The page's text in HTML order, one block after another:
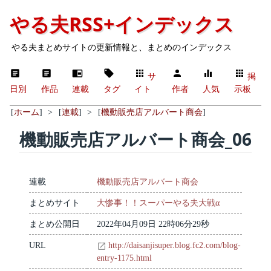
やる夫RSS+インデックス
やる夫まとめサイトの更新情報と、まとめのインデックス
日別 作品 連載 タグ
サ
イト
作者 人気
掲
示板
[ホーム] > [連載] > [機動販売店アルバート商会]
機動販売店アルバート商会_06
連載 機動販売店アルバート商会
まとめサイト 大惨事！！スーパーやる夫大戦α
まとめ公開日 2022年04月09日 22時06分29秒
URL
http://daisanjisuper.blog.fc2.com/blog-
entry-1175.html